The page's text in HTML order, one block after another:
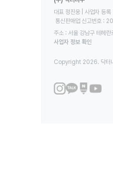
대표 정진웅 | 사업자
통신판매업 신고번호
주소 : 서울 강남구 테헤
사업자 정보 확인
Copyright 2026. 닥터